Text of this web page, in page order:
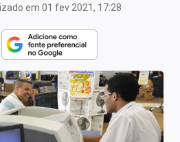
em 01 fev 2021, 17:28